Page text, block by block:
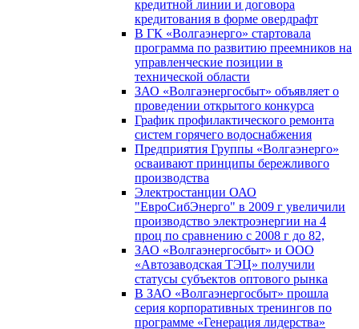
кредитной линии и договора
кредитования в форме овердрафт
В ГК «Волгаэнерго» стартовала
программа по развитию преемников на
управленческие позиции в
технической области
ЗАО «Волгаэнергосбыт» объявляет о
проведении открытого конкурса
График профилактического ремонта
систем горячего водоснабжения
Предприятия Группы «Волгаэнерго»
осваивают принципы бережливого
производства
Электростанции ОАО
"ЕвроСибЭнерго" в 2009 г увеличили
производство электроэнергии на 4
проц по сравнению с 2008 г до 82,
ЗАО «Волгаэнергосбыт» и ООО
«Автозаводская ТЭЦ» получили
статусы субъектов оптового рынка
В ЗАО «Волгаэнергосбыт» прошла
серия корпоративных тренингов по
программе «Генерация лидерства»